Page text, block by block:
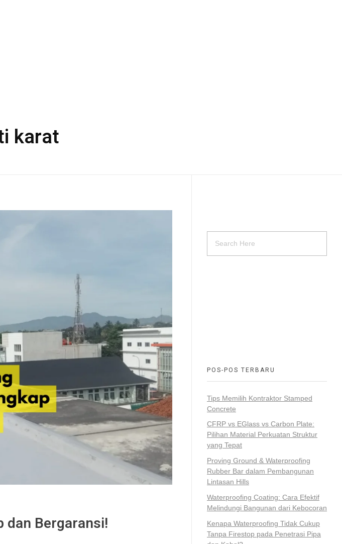
karat
dan Bergaransi!
POS-POS TERBARU
Tips Memilih Kontraktor Stamped
Concrete
CFRP vs EGlass vs Carbon Plate:
Pilihan Material Perkuatan Struktur
yang Tepat
Proving Ground & Waterproofing
Rubber Bar dalam Pembangunan
Lintasan Hills
Waterproofing Coating: Cara Efektif
Melindungi Bangunan dari Kebocoran
Kenapa Waterproofing Tidak Cukup
Tanpa Firestop pada Penetrasi Pipa